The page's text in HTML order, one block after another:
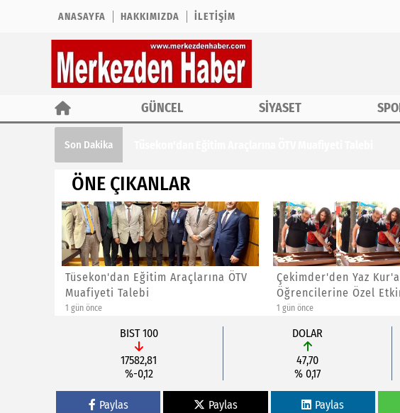
ANASAYFA HAKKIMIZDA İLETIŞIM
GÜNCEL SİYASET
Son Dakika
ÖNE ÇIKANLAR
Çekimder'den Yaz Kur'an Kursu
Öğrencilerine Özel Etkinlik
1 gün önce
CHP İstanbul'da İlçe
Başkanlıklarına Atama
1 gün önce
BIST 100
17582,81
%-0,12
DOLAR
47,70
% 0,17
Paylas Paylas Paylas